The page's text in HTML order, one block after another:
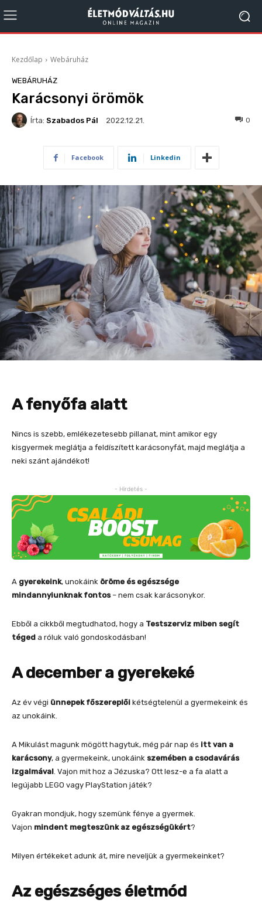
Kezdőlap Webáruház
WEBÁRUHÁZ
Karácsonyi örömök
Írta: Szabados Pál 2022.12.21. 0
Facebook Linkedin
A fenyőfa alatt
Nincs is szebb, emlékezetesebb pillanat, mint amikor egy
kisgyermek meglátja a feldíszített karácsonyfát, majd meglátja a
neki szánt ajándékot!
- Hirdetés -
A gyerekeink, unokáink öröme és egészsége
mindannyiunknak fontos– nem csak karácsonykor.
Ebből a cikkből megtudhatod, hogy a Testszerviz miben segít
téged a róluk való gondoskodásban!
A december a gyerekeké
Az év végi ünnepek főszereplői kétségtelenül a gyermekeink és
az unokáink.
A Mikulást magunk mögött hagytuk, még pár nap és itt van a
karácsony, a gyermekeink, unokáink szemében a csodavárás
izgalmával . Vajon mit hoz a Jézuska? Ott lesz-e a fa alatt a
legújabb LEGO vagy PlayStation játék?
Gyakran mondjuk, hogy szemünk fénye a gyermek.
Vajon mindent megteszünk az egészségükért?
Milyen értékeket adunk át, mire neveljük a gyermekeinket?
Az egészséges életmód